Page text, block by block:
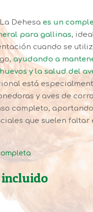
Dehesa es un
para gallinas,
cuando se
ayudando a
y la salud del
está
y aves de
completo,
que suelen faltar
incluido